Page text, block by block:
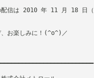
ぞ、お楽しみに！(^o^)／